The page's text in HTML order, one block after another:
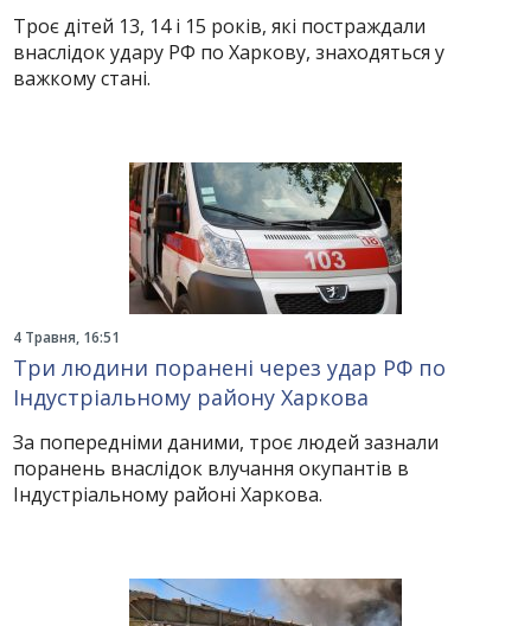
Троє дітей 13, 14 і 15 років, які постраждали
внаслідок удару РФ по Харкову, знаходяться у
важкому стані.
4 Травня, 16:51
Три людини поранені через удар РФ по
Індустріальному району Харкова
За попередніми даними, троє людей зазнали
поранень внаслідок влучання окупантів в
Індустріальному районі Харкова.